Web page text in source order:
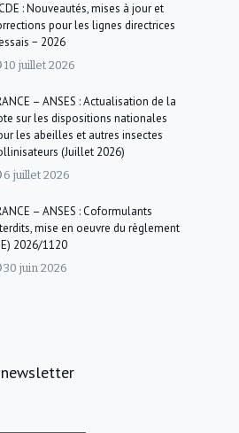
: Nouveautés, mises à jour et
pour les lignes directrices
− 2026
10 juillet 2026
– ANSES : Actualisation de la
sur les dispositions nationales
les abeilles et autres insectes
(Juillet 2026)
6 juillet 2026
– ANSES : Coformulants
mise en oeuvre du règlement
2026/1120
30 juin 2026